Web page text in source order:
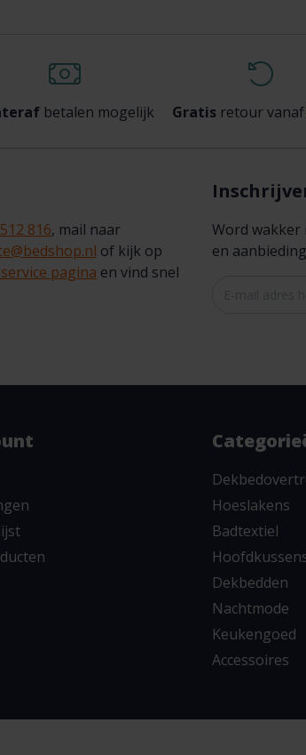
betalen mogelijk Gratisretour vanaf
816, mail naar
of kijk op
pagina en vind snel
Word wakker
en
Hoeslakens
Badtextiel
Dekbedden
Nachtmode
Keukengoed
Accessoires